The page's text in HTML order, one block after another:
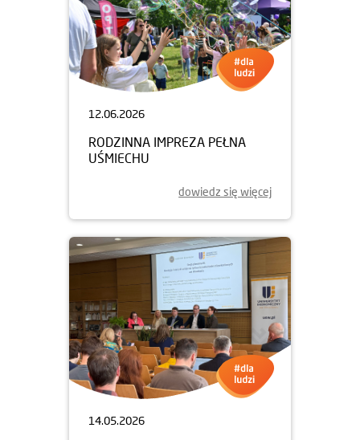
12.06.2026
RODZINNA IMPREZA PEŁNA
UŚMIECHU
dowiedz się więcej
14.05.2026